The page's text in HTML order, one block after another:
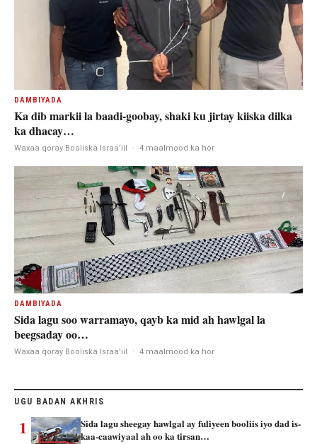
DAMBIYADA
Ka dib markii la baadi-goobay, shaki ku jirtay kiiska dilka
ka dhacay…
Waxaa qoray Booliska Israa'iil · 4 maalmood ka hor
DAMBIYADA
Sida lagu soo warramayo, qayb ka mid ah hawlgal la
beegsaday oo…
Waxaa qoray Booliska Israa'iil · 4 maalmood ka hor
UGU BADAN AKHRIS
1
Sida lagu sheegay hawlgal ay fuliyeen booliis iyo dad is-
kaa-caawiyaal ah oo ka tirsan…